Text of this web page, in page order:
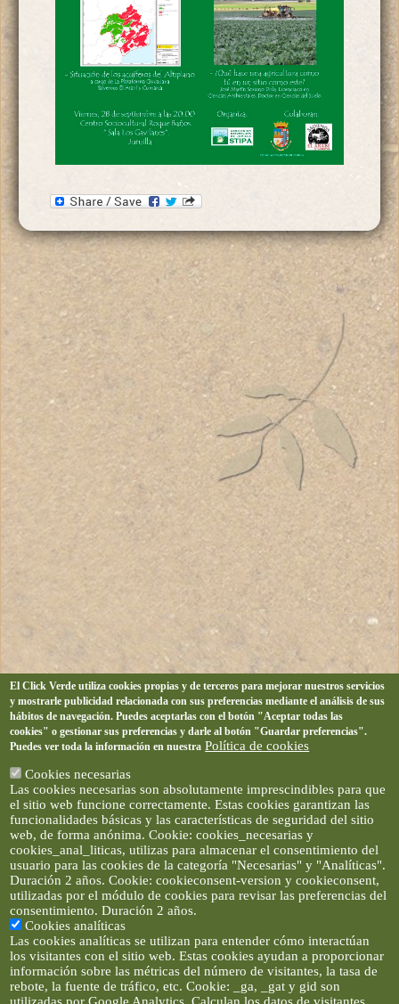
El Click Verde utiliza cookies propias y de terceros para mejorar nuestros servicios
y mostrarle publicidad relacionada con sus preferencias mediante el análisis de sus
hábitos de navegación. Puedes aceptarlas con el botón "Aceptar todas las
cookies" o gestionar sus preferencias y darle al botón "Guardar preferencias".
Puedes ver toda la información en nuestra Política de cookies
Cookies necesarias
Las cookies necesarias son absolutamente imprescindibles para que
el sitio web funcione correctamente. Estas cookies garantizan las
funcionalidades básicas y las características de seguridad del sitio
web, de forma anónima. Cookie: cookies_necesarias y
cookies_anal_liticas, utilizas para almacenar el consentimiento del
usuario para las cookies de la categoría "Necesarias" y "Analíticas".
Duración 2 años. Cookie: cookieconsent-version y cookieconsent,
utilizadas por el módulo de cookies para revisar las preferencias del
consentimiento. Duración 2 años.
Cookies analíticas
Las cookies analíticas se utilizan para entender cómo interactúan
los visitantes con el sitio web. Estas cookies ayudan a proporcionar
información sobre las métricas del número de visitantes, la tasa de
rebote, la fuente de tráfico, etc. Cookie: _ga, _gat y gid son